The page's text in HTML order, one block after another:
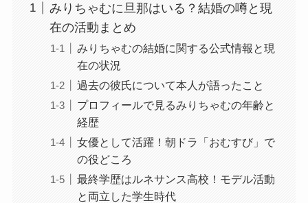
みりちゃむに旦那はいる？結婚の噂と現
在の活動まとめ
みりちゃむの結婚に関する公式情報と現
在の状況
過去の彼氏について本人が語ったこと
プロフィールで見るみりちゃむの年齢と
経歴
女優として活躍！朝ドラ「おむすび」で
の役どころ
最終学歴はルネサンス高校！モデル活動
と両立した学生時代